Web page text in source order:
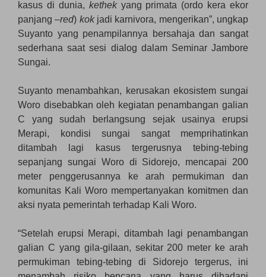
kasus di dunia, kethek yang primata (ordo kera ekor
panjang –red) kokjadi karnivora, mengerikan”, ungkap
Suyanto yang penampilannya bersahaja dan sangat
sederhana saat sesi dialog dalam Seminar Jambore
Sungai.
Suyanto menambahkan, kerusakan ekosistem sungai
Woro disebabkan oleh kegiatan penambangan galian
C yang sudah berlangsung sejak usainya erupsi
Merapi, kondisi sungai sangat memprihatinkan
ditambah lagi kasus tergerusnya tebing-tebing
sepanjang sungai Woro di Sidorejo, mencapai 200
meter penggerusannya ke arah permukiman dan
komunitas Kali Woro mempertanyakan komitmen dan
aksi nyata pemerintah terhadap Kali Woro.
“Setelah erupsi Merapi, ditambah lagi penambangan
galian C yang gila-gilaan, sekitar 200 meter ke arah
permukiman tebing-tebing di Sidorejo tergerus, ini